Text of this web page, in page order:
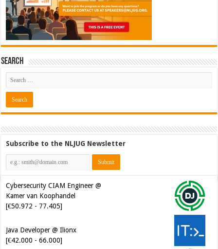
Search
Subscribe to the NLJUG Newsletter
Cybersecurity CIAM Engineer @
Kamer van Koophandel
[€50.972 - 77.405]
Java Developer @ Ilionx
[€42.000 - 66.000]